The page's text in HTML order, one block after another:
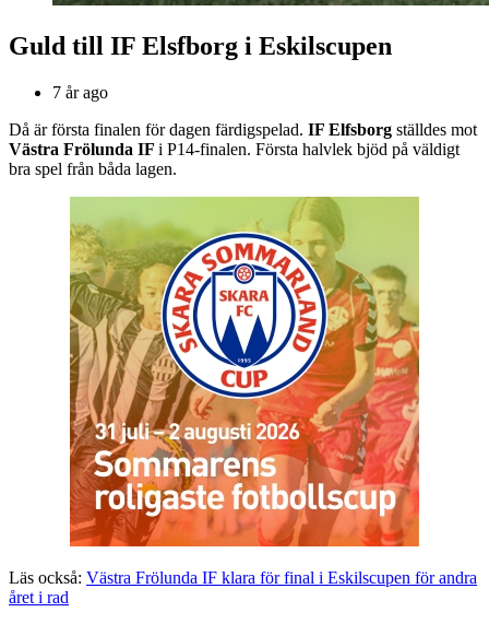
Guld till IF Elsfborg i Eskilscupen
7 år ago
Då är första finalen för dagen färdigspelad. IF Elfsborg ställdes mot
Västra Frölunda IF i P14-finalen. Första halvlek bjöd på väldigt
bra spel från båda lagen.
Läs också: Västra Frölunda IF klara för final i Eskilscupen för andra
året i rad